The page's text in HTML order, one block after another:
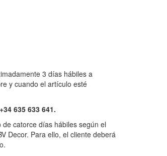
3 días hábiles a
y cuando el artículo esté
+34 635 633 641.
catorce días hábiles según el
Decor. Para ello, el cliente deberá